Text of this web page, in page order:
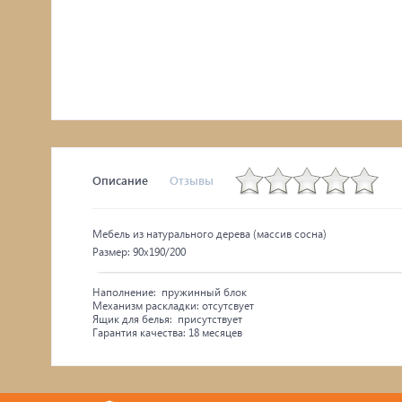
Описание Отзывы
Мебель из натурального дерева (массив сосна)
Размер: 90х190/200
Наполнение: пружинный блок
Механизм раскладки: отсутсвует
Ящик для белья: присутствует
Гарантия качества: 18 месяцев